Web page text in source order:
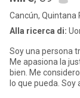
Cancún, Quintana
Alla ricerca di:
Soy una persona
Me apasiona la
bien. Me
lo que pueda.